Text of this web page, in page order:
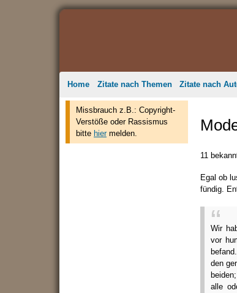
Home Zitate nach Themen Zitate nach
Missbrauch z.B.: Copyright-
Verstöße oder Rassismus
bitte hiermelden.
11
Egal ob
fündig.
Wir
vor
den
alle